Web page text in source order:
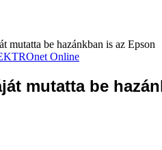
mutatta be hazánkban is az Epson
Online
mutatta be